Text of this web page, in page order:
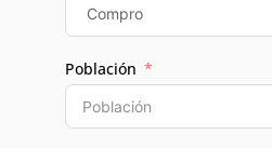
Población